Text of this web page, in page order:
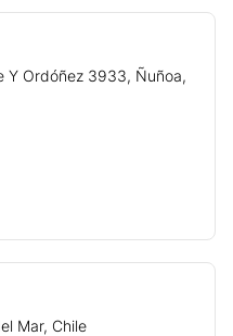
Y Ordóñez 3933, Ñuñoa,
Mar, Chile